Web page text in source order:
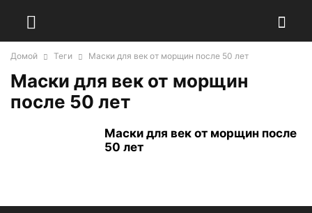
Домой Теги Маски для век от морщин после 50 лет
Маски для век от морщин
после 50 лет
Маски для век от морщин после
50 лет